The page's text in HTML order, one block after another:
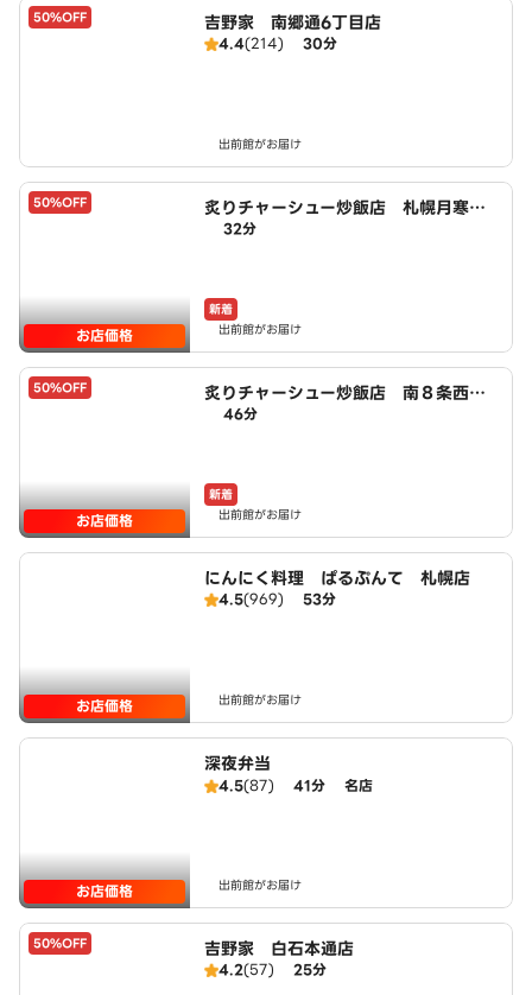
50%OFF 吉野家 南郷通6丁目店
4.4(214) 30分
出前館がお届け
50%OFF
お店価格
炙りチャーシュー炒飯店 札幌月寒中
央八丁目店 powered by LAWSO
32分
新着
出前館がお届け
50%OFF
お店価格
炙りチャーシュー炒飯店 南８条西六
丁目店 powered by LAWSON
46分
新着
出前館がお届け
お店価格
にんにく料理 ぱるぷんて 札幌店
4.5(969) 53分
出前館がお届け
お店価格
深夜弁当
4.5(87) 41分 名店
出前館がお届け
50%OFF 吉野家 白石本通店
4.2(57) 25分